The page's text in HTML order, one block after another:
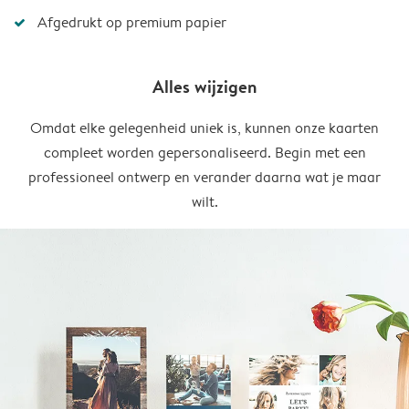
Afgedrukt op premium papier
Alles wijzigen
Omdat elke gelegenheid uniek is, kunnen onze kaarten
compleet worden gepersonaliseerd. Begin met een
professioneel ontwerp en verander daarna wat je maar
wilt.